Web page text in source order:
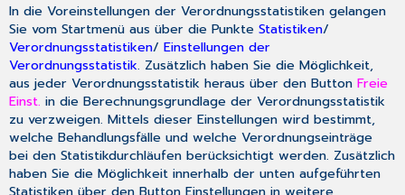
In die Voreinstellungen der Verordnungsstatistiken gelangen
Sie vom Startmenü aus über die PunkteStatistiken/
Verordnungsstatistiken/Einstellungen der
Verordnungsstatistik. Zusätzlich haben Sie die Möglichkeit,
aus jeder Verordnungsstatistik heraus über den ButtonFreie
Einst. in die Berechnungsgrundlage der Verordnungsstatistik
zu verzweigen. Mittels dieser Einstellungen wird bestimmt,
welche Behandlungsfälle und welche Verordnungseinträge
bei den Statistikdurchläufen berücksichtigt werden. Zusätzlich
haben Sie die Möglichkeit innerhalb der unten aufgeführten